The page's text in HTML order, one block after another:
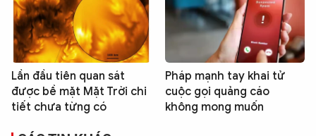
Lần đầu tiên quan sát
được bề mặt Mặt Trời chi
tiết chưa từng có
Pháp mạnh tay khai tử
cuộc gọi quảng cáo
không mong muốn